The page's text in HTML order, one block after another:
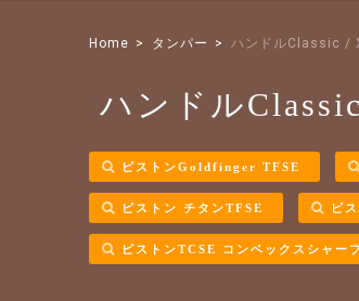
Home タンパー ハンドルClassic /
ハンドル
ピストンGoldfinger TFSE
ピストン チタンTFSE ピ
ピストンTCSE コンベックスシャー